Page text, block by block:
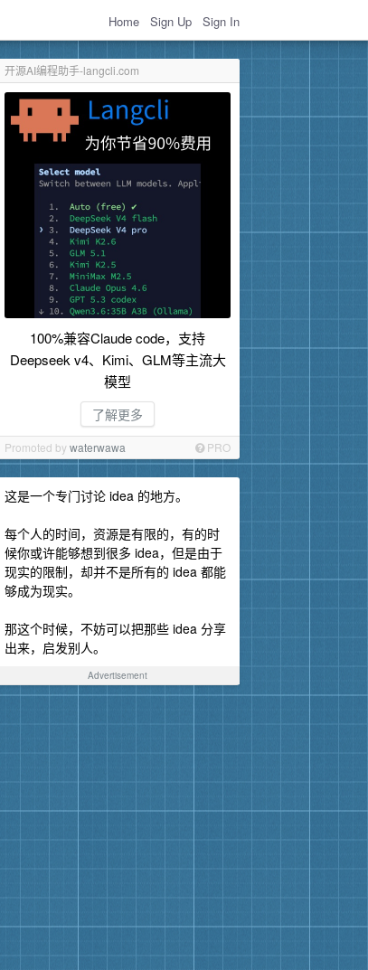
Home Sign Up Sign In
开源AI编程助手-langcli.com
100%兼容Claude code，支持
Deepseek v4、Kimi、GLM等主流大
模型
了解更多
Promoted bywaterwawa PRO
这是一个专门讨论 idea 的地方。
每个人的时间，资源是有限的，有的时
候你或许能够想到很多 idea，但是由于
现实的限制，却并不是所有的 idea 都能
够成为现实。
那这个时候，不妨可以把那些 idea 分享
出来，启发别人。
Advertisement